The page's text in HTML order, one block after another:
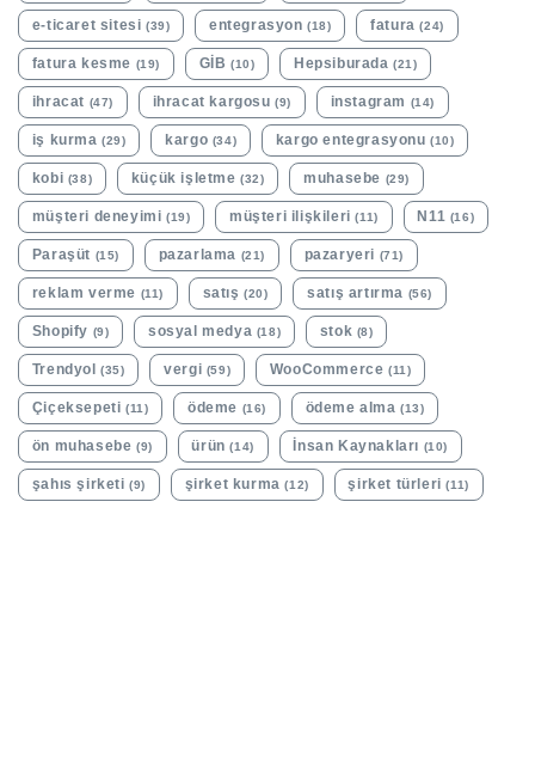
e-ticaret sitesi (39) entegrasyon (18) fatura (24)
fatura kesme (19) GİB (10) Hepsiburada (21)
ihracat (47) ihracat kargosu (9) instagram (14)
iş kurma (29) kargo (34) kargo entegrasyonu (10)
kobi (38) küçük işletme (32) muhasebe (29)
müşteri deneyimi (19) müşteri ilişkileri (11) N11 (16)
Paraşüt (15) pazarlama (21) pazaryeri (71)
reklam verme (11) satış (20) satış artırma (56)
Shopify (9) sosyal medya (18) stok (8)
Trendyol (35) vergi (59) WooCommerce (11)
Çiçeksepeti (11) ödeme (16) ödeme alma (13)
ön muhasebe (9) ürün (14) İnsan Kaynakları (10)
şahıs şirketi (9) şirket kurma (12) şirket türleri (11)